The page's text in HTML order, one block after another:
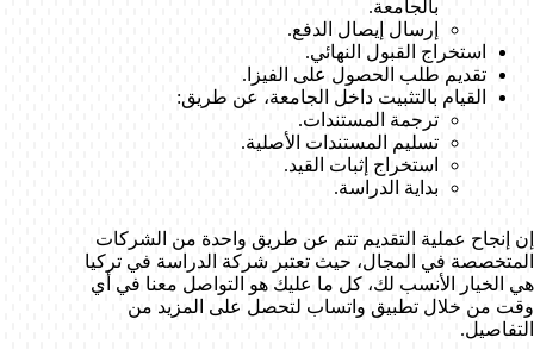
بالجامعة.
إرسال إيصال الدفع.
استخراج القبول النهائي.
تقديم طلب الحصول على الفيزا.
القيام بالتثبيت داخل الجامعة، عن طريق:
ترجمة المستندات.
تسليم المستندات الأصلية.
استخراج إثبات القيد.
بداية الدراسة.
إن إنجاح عملية التقديم تتم عن طريق واحدة من الشركات
المتخصصة في المجال، حيث تعتبر شركة الدراسة في تركيا
هي الخيار الأنسب لك، كل ما عليك هو التواصل معنا في أي
وقت من خلال تطبيق واتساب لتحصل على المزيد من
التفاصيل.